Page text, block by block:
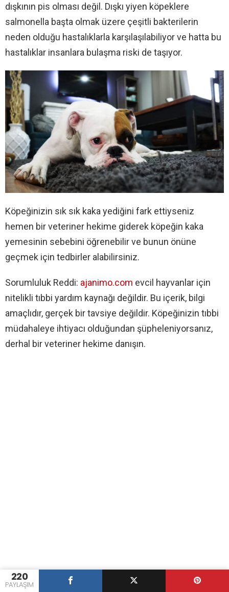
220
PAYLAŞIM
dışkının pis olması değil. Dışkı yiyen köpeklere
salmonella başta olmak üzere çeşitli bakterilerin
neden olduğu hastalıklarla karşılaşılabiliyor ve hatta bu
hastalıklar insanlara bulaşma riski de taşıyor.
Köpeğinizin sık sık kaka yediğini fark ettiyseniz
hemen bir veteriner hekime giderek köpeğin kaka
yemesinin sebebini öğrenebilir ve bunun önüne
geçmek için tedbirler alabilirsiniz.
Sorumluluk Reddi: ajanimo.com evcil hayvanlar için
nitelikli tıbbi yardım kaynağı değildir. Bu içerik, bilgi
amaçlıdır, gerçek bir tavsiye değildir. Köpeğinizin tıbbi
müdahaleye ihtiyacı olduğundan şüpheleniyorsanız,
derhal bir veteriner hekime danışın.